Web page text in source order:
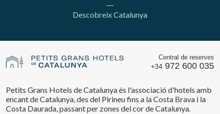
Descobreix Catalunya
Central de reserves
+34 972 600 035
Petits Grans Hotels de Catalunya és l'associació d'hotels amb
encant de Catalunya, des del Pirineu fins a la Costa Brava i la
Costa Daurada, passant per zones del cor de Catalunya.